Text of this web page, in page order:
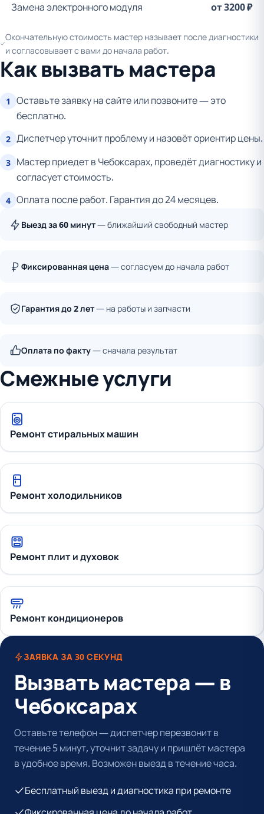
Замена электронного модуля от 3200 ₽
Окончательную стоимость мастер называет после диагностики
и согласовывает с вами до начала работ.
Как вызвать мастера
1
Оставьте заявку на сайте или позвоните — это
бесплатно.
2 Диспетчер уточнит проблему и назовёт ориентир цены.
3 Мастер приедет в Чебоксарах, проведёт диагностику и
согласует стоимость.
4 Оплата после работ. Гарантия до 24 месяцев.
Выезд за 60 минут— ближайший свободный мастер
Фиксированная цена— согласуем до начала работ
Гарантия до 2 лет— на работы и запчасти
Оплата по факту— сначала результат
Смежные услуги
Ремонт стиральных машин
Ремонт холодильников
Ремонт плит и духовок
Ремонт кондиционеров
ЗАЯВКА ЗА 30 СЕКУНД
Вызвать мастера — в
Чебоксарах
Оставьте телефон — диспетчер перезвонит в
течение 5 минут, уточнит задачу и пришлёт мастера
в удобное время. Возможен выезд в течение часа.
Бесплатный выезд и диагностика при ремонте